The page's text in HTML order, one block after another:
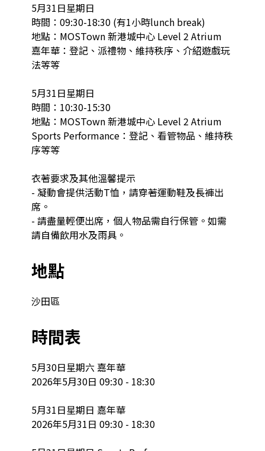
5月31日星期日
時間：09:30-18:30 (有1小時lunch break)
地點：MOSTown 新港城中心 Level 2 Atrium
嘉年華：登記、派禮物、維持秩序、介紹遊戲玩
法等等
5月31日星期日
時間：10:30-15:30
地點：MOSTown 新港城中心 Level 2 Atrium
Sports Performance：登記、看管物品、維持秩
序等等
衣著要求及其他溫馨提示
- 凝動會提供活動T恤，請穿著運動鞋及長褲出
席。
- 請盡量輕便出席，個人物品需自行保管。如需
請自備飲用水及雨具。
地點
沙田區
時間表
5月30日星期六 嘉年華
2026年5月30日 09:30 - 18:30
5月31日星期日 嘉年華
2026年5月31日 09:30 - 18:30